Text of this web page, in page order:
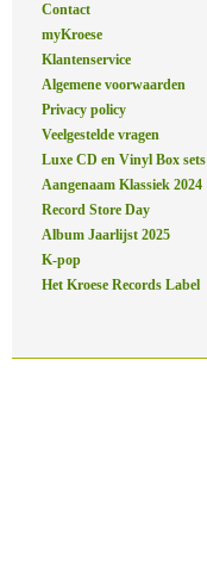
Contact
myKroese
Klantenservice
Algemene voorwaarden
Privacy policy
Veelgestelde vragen
Luxe CD en Vinyl Box sets
Aangenaam Klassiek 2024
Record Store Day
Album Jaarlijst 2025
K-pop
Het Kroese Records Label